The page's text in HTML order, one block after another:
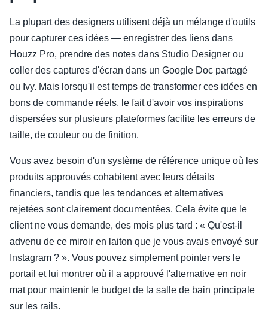
La plupart des designers utilisent déjà un mélange d'outils
pour capturer ces idées — enregistrer des liens dans
Houzz Pro, prendre des notes dans Studio Designer ou
coller des captures d'écran dans un Google Doc partagé
ou Ivy. Mais lorsqu'il est temps de transformer ces idées en
bons de commande réels, le fait d'avoir vos inspirations
dispersées sur plusieurs plateformes facilite les erreurs de
taille, de couleur ou de finition.
Vous avez besoin d'un système de référence unique où les
produits approuvés cohabitent avec leurs détails
financiers, tandis que les tendances et alternatives
rejetées sont clairement documentées. Cela évite que le
client ne vous demande, des mois plus tard : « Qu'est-il
advenu de ce miroir en laiton que je vous avais envoyé sur
Instagram ? ». Vous pouvez simplement pointer vers le
portail et lui montrer où il a approuvé l'alternative en noir
mat pour maintenir le budget de la salle de bain principale
sur les rails.